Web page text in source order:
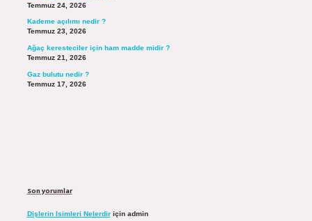
Temmuz 24, 2026
Kademe açılımı nedir ?
Temmuz 23, 2026
Ağaç keresteciler için ham madde midir ?
Temmuz 21, 2026
Gaz bulutu nedir ?
Temmuz 17, 2026
Son yorumlar
Dişlerin Isimleri Nelerdiriçin admin